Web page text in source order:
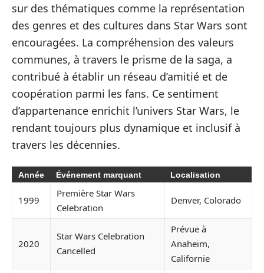
sur des thématiques comme la représentation
des genres et des cultures dans Star Wars sont
encouragées. La compréhension des valeurs
communes, à travers le prisme de la saga, a
contribué à établir un réseau d’amitié et de
coopération parmi les fans. Ce sentiment
d’appartenance enrichit l’univers Star Wars, le
rendant toujours plus dynamique et inclusif à
travers les décennies.
Année Événement marquant Localisation
1999
Première Star Wars
Celebration
Denver, Colorado
2020
Star Wars Celebration
Cancelled
Prévue à
Anaheim,
Californie